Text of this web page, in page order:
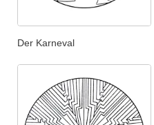
Der Karneval